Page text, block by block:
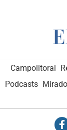
Campolitoral
Podcasts